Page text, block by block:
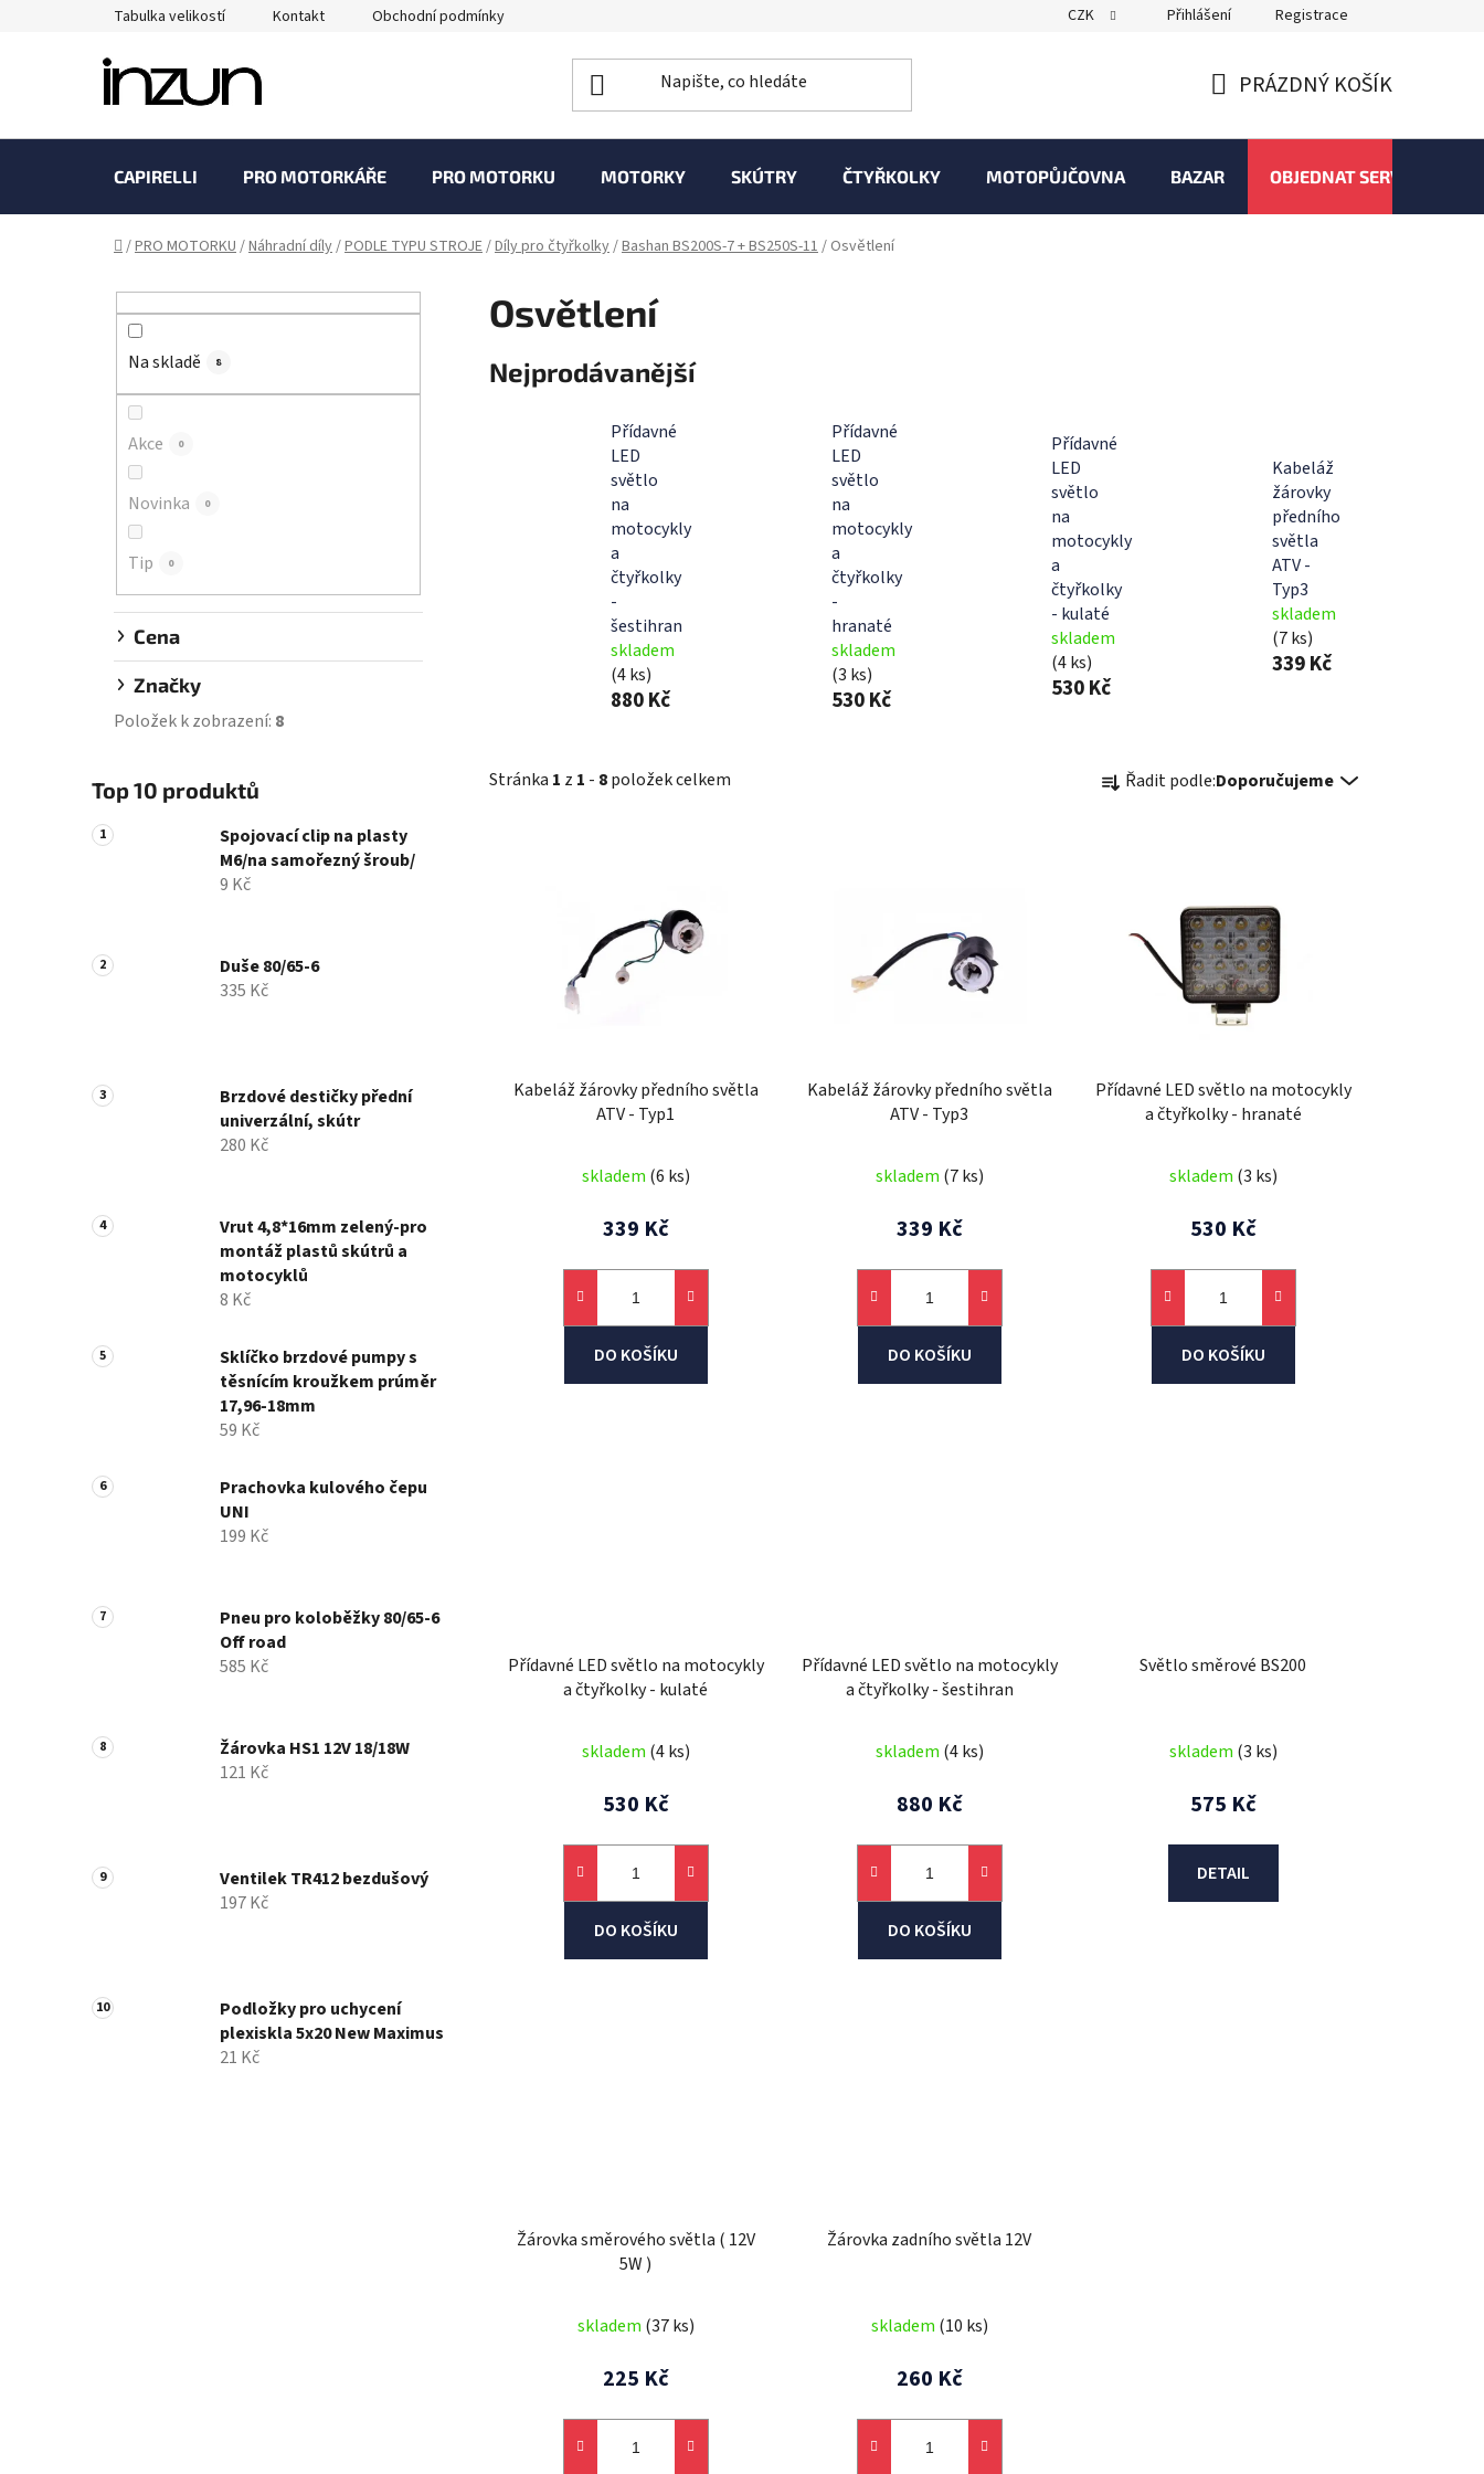
Tabulka velikostí Kontakt Obchodní podmínky CZK Přihlášení Registrace
KOŠÍK
PRÁZDNÝ KOŠÍK
CAPIRELLI PRO MOTORKÁŘE PRO MOTORKU MOTORKY SKÚTRY ČTYŘKOLKY MOTOPŮJČOVNA BAZAR OBJEDNAT SERVIS
Domů
/PRO MOTORKU/Náhradní díly/PODLE TYPU STROJE/Díly pro čtyřkolky/Bashan BS200S-7 + BS250S-11/ Osvětlení
Na skladě 8
Akce 0
Novinka 0
Tip 0
Cena
Značky
Položek k zobrazení: 8
Top 10 produktů
Spojovací clip na plasty
M6/na samořezný šroub/
9 Kč
Duše 80/65-6
335 Kč
Brzdové destičky přední
univerzální, skútr
280 Kč
Vrut 4,8*16mm zelený-pro
montáž plastů skútrů a
motocyklů
8 Kč
Sklíčko brzdové pumpy s
těsnícím kroužkem prúměr
17,96-18mm
59 Kč
Prachovka kulového čepu
UNI
199 Kč
Pneu pro koloběžky 80/65-6
Off road
585 Kč
Žárovka HS1 12V 18/18W
121 Kč
Ventilek TR412 bezdušový
197 Kč
Podložky pro uchycení
plexiskla 5x20 New Maximus
21 Kč
Osvětlení
Nejprodávanější
Přídavné
LED
světlo
na
motocykly
a
čtyřkolky
-
šestihran
skladem
(4 ks)
880 Kč
Přídavné
LED
světlo
na
motocykly
a
čtyřkolky
-
hranaté
skladem
(3 ks)
530 Kč
Přídavné
LED
světlo
na
motocykly
a
čtyřkolky
- kulaté
skladem
(4 ks)
530 Kč
Kabeláž
žárovky
předního
světla
ATV -
Typ3
skladem
(7 ks)
339 Kč
Stránka 1 z 1 - 8položek celkem
a
k
Řadit podle:Doporučujeme
Kabeláž žárovky předního světla
ATV - Typ1
skladem (6 ks)
339 Kč
DO KOŠÍKU
Kabeláž žárovky předního světla
ATV - Typ3
skladem (7 ks)
339 Kč
DO KOŠÍKU
Přídavné LED světlo na motocykly
a čtyřkolky - hranaté
skladem (3 ks)
530 Kč
DO KOŠÍKU
Přídavné LED světlo na motocykly
a čtyřkolky - kulaté
skladem (4 ks)
530 Kč
DO KOŠÍKU
Přídavné LED světlo na motocykly
a čtyřkolky - šestihran
skladem (4 ks)
880 Kč
DO KOŠÍKU
Světlo směrové BS200
skladem (3 ks)
575 Kč
DETAIL
Žárovka směrového světla ( 12V
5W )
skladem (37 ks)
225 Kč
Žárovka zadního světla 12V
skladem (10 ks)
260 Kč